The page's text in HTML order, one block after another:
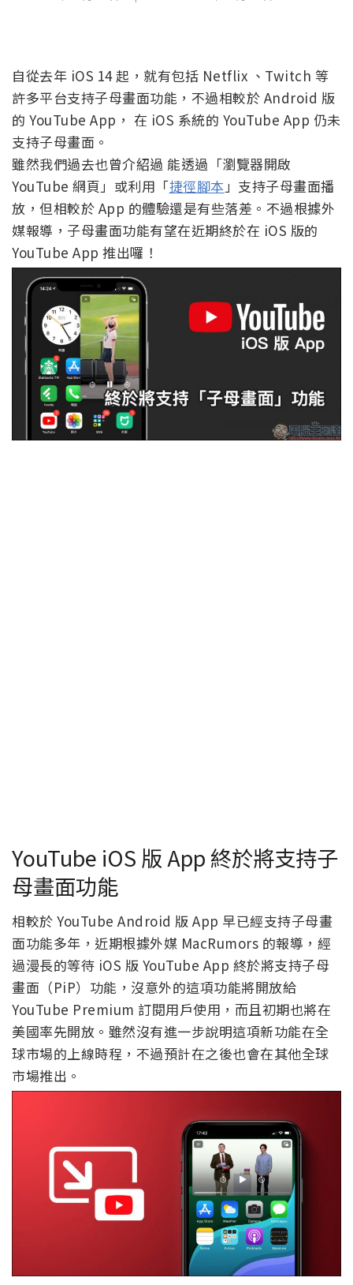
自從去年 iOS 14 起，就有包括 Netflix 、Twitch 等
許多平台支持子母畫面功能，不過相較於 Android 版
的 YouTube App， 在 iOS 系統的 YouTube App 仍未
支持子母畫面。
雖然我們過去也曾介紹過 能透過「瀏覽器開啟
YouTube 網頁」或利用「捷徑腳本 」支持子母畫面播
放，但相較於 App 的體驗還是有些落差。不過根據外
媒報導，子母畫面功能有望在近期終於在 iOS 版的
YouTube App 推出囉！
YouTube iOS 版 App 終於將支持子
母畫面功能
相較於 YouTube Android 版 App 早已經支持子母畫
面功能多年，近期根據外媒 MacRumors 的報導，經
過漫長的等待 iOS 版 YouTube App 終於將支持子母
畫面（PiP）功能，沒意外的這項功能將開放給
YouTube Premium 訂閱用戶使用，而且初期也將在
美國率先開放。雖然沒有進一步說明這項新功能在全
球市場的上線時程，不過預計在之後也會在其他全球
市場推出。